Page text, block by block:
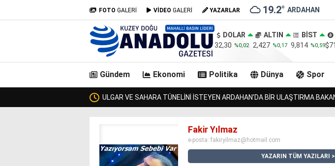
FOTO GALERİ VİDEO GALERİ YAZARLAR 19.2° ARDAHAN
DOLAR
32,30 %0,02
ALTIN
2,427 %0,17
BİST
9,814 %0,59
Gündem Ekonomi Politika Dünya Spor
BAKANI GEÇTİ, KİMSE KENDİSİNE ULAŞAMADI! ZURMAL’IN 7 TOSNUNU BULAN
Fakir Yılmaz
e-posta: fakiryilmaz@hotmail.com
YAZARIN TÜM YAZILARI